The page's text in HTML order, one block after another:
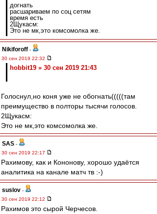
догнать
расшариваем по соц сетям
время есть
2Щукасм:
Это не мк,это комсомолка же.
Nikiforoff -
30 сен 2019 22:32
hobbit19 » 30 сен 2019 21:43
Голоснул,но коня уже не обогнать(((((там
преимущество в полторы тысячи голосов.
2Щукасм:
Это не мк,это комсомолка же.
SAS -
30 сен 2019 22:17
Рахимову, как и Кононову, хорошо удаётся
аналитика на канале матч тв :-)
suslov -
30 сен 2019 22:12
Рахимов это сырой Черчесов.